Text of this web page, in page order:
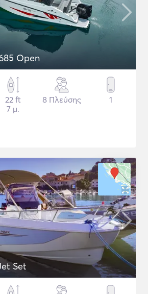
Open
22 ft
7 μ.
8 Πλεύσης 1
Set